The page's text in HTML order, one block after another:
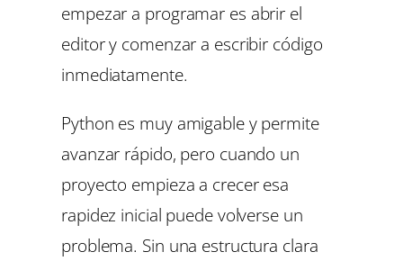
empezar a programar es abrir el
editor y comenzar a escribir código
inmediatamente.
Python es muy amigable y permite
avanzar rápido, pero cuando un
proyecto empieza a crecer esa
rapidez inicial puede volverse un
problema. Sin una estructura clara